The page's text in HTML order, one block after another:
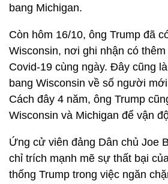
bang Michigan.
Còn hôm 16/10, ông Trump đã
Wisconsin, nơi ghi nhận có
Covid-19 cùng ngày. Đây cũng
bang Wisconsin về số người
Cách đây 4 năm, ông Trump
Wisconsin và Michigan để vận
Ứng cử viên đảng Dân chủ Joe
chỉ trích mạnh mẽ sự thất bại
thống Trump trong việc ngăn